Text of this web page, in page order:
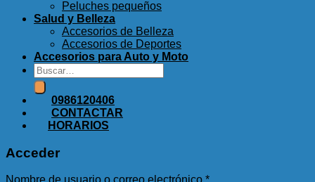
Peluches pequeños
Salud y Belleza
Accesorios de Belleza
Accesorios de Deportes
Accesorios para Auto y Moto
Buscar
por:
0986120406
CONTACTAR
HORARIOS
Acceder